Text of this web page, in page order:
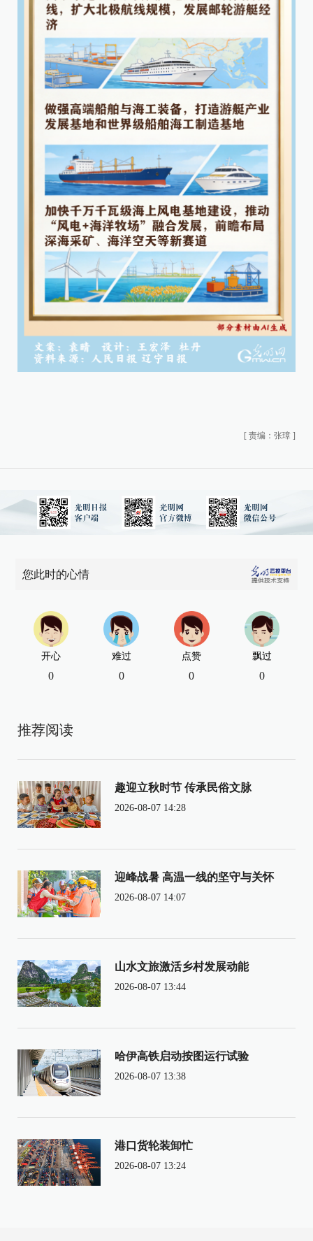
[ 责编：张璋 ]
您此时的心情
开心
0
难过
0
点赞
0
飘过
0
推荐阅读
趣迎立秋时节 传承民俗文脉
2026-08-07 14:28
迎峰战暑 高温一线的坚守与关怀
2026-08-07 14:07
山水文旅激活乡村发展动能
2026-08-07 13:44
哈伊高铁启动按图运行试验
2026-08-07 13:38
港口货轮装卸忙
2026-08-07 13:24